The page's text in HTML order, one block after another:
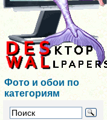
Фото и обои по
категориям